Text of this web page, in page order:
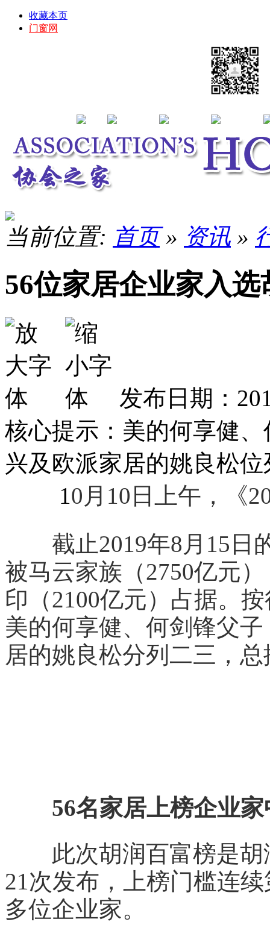
收藏本页
门窗网
当前位置: 首页» 资讯 »
56位家居企业家入
发布日期：
核心提示：美的何享健
兴及欧派家居的姚良松
10月10日上午，《
截止2019年8月15日
被马云家族（2750亿元
印（2100亿元）占据。
美的何享健、何剑锋父子
居的姚良松分列二三，
56名家居上榜企业
此次胡润百富榜是胡
21次发布，上榜门槛连
多位企业家。